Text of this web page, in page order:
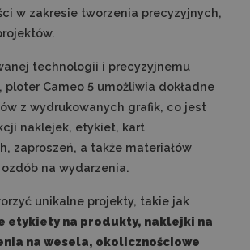
w zakresie tworzenia precyzyjnych,
technologii i precyzyjnemu
Cameo 5 umożliwia dokładne
z wydrukowanych grafik, co jest
naklejek, etykiet, kart
zaproszeń, a także materiałów
na wydarzenia.
unikalne projekty, takie jak
etykiety na produkty, naklejki na
na wesela, okolicznościowe